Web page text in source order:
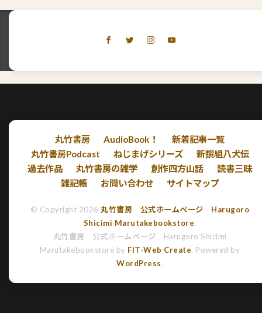
丸竹書房 AudioBook！
新着記事一覧
丸竹書房Podcast
ねじまげシリーズ
新撰組八犬伝
過去作品
丸竹書房の雑学 創作四方山話
読書三昧
雑記帳
お問い合わせ サイトマップ
© Copyright 2026丸竹書房 公式ホームページ Harugoro
Shicimi Marutakebookstore.
丸竹書房 公式ホームページ Harugoro Shicimi
Marutakebookstore by FIT-Web Create. Powered by
WordPress.